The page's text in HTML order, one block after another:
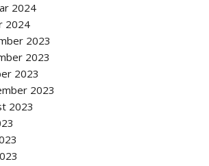
2024
2024
2023
2023
2023
2023
2023